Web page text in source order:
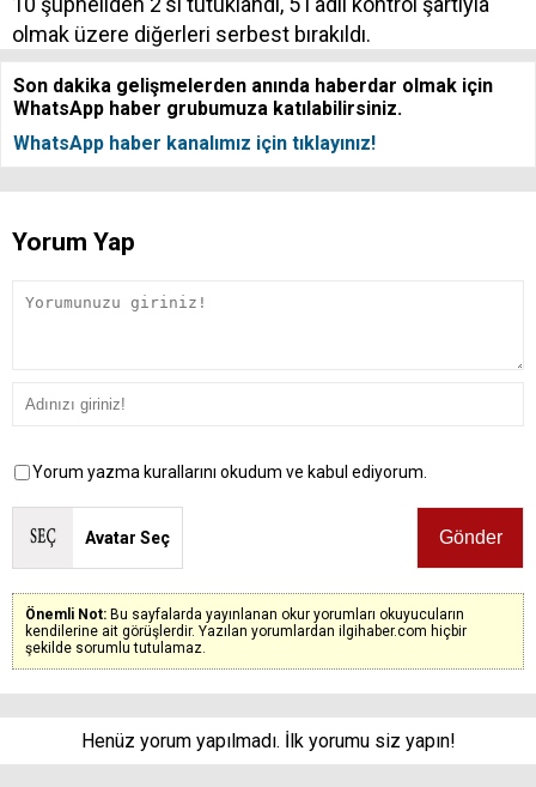
olmak üzere diğerleri serbest bırakıldı.
Son dakika gelişmelerden anında haberdar olmak için
WhatsApp haber grubumuza katılabilirsiniz.
WhatsApp haber kanalımız için tıklayınız!
Yorum Yap
Yorum yazma kurallarını okudum ve kabul ediyorum.
Avatar Seç
Önemli Not: Bu sayfalarda yayınlanan okur yorumları okuyucuların
kendilerine ait görüşlerdir. Yazılan yorumlardan ilgihaber.com hiçbir
şekilde sorumlu tutulamaz.
Henüz yorum yapılmadı. İlk yorumu siz yapın!